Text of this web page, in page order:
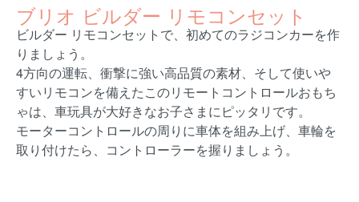
ブリオ ビルダー リモコンセット
ビルダー リモコンセットで、初めてのラジコンカーを作
りましょう。
4方向の運転、衝撃に強い高品質の素材、そして使いや
すいリモコンを備えたこのリモートコントロールおもち
ゃは、車玩具が大好きなお子さまにピッタリです。
モーターコントロールの周りに車体を組み上げ、車輪を
取り付けたら、コントローラーを握りましょう。